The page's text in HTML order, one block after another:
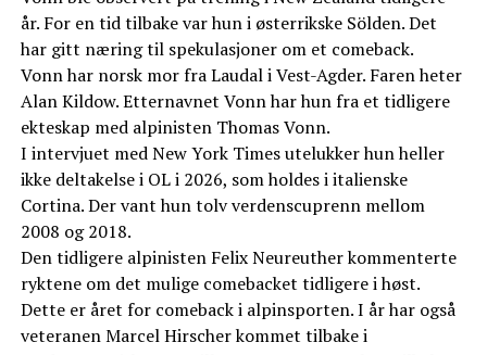
år. For en tid tilbake var hun i østerrikske Sölden. Det
har gitt næring til spekulasjoner om et comeback.
Vonn har norsk mor fra Laudal i Vest-Agder. Faren heter
Alan Kildow. Etternavnet Vonn har hun fra et tidligere
ekteskap med alpinisten Thomas Vonn.
I intervjuet med New York Times utelukker hun heller
ikke deltakelse i OL i 2026, som holdes i italienske
Cortina. Der vant hun tolv verdenscuprenn mellom
2008 og 2018.
Den tidligere alpinisten Felix Neureuther kommenterte
ryktene om det mulige comebacket tidligere i høst.
Dette er året for comeback i alpinsporten. I år har også
veteranen Marcel Hirscher kommet tilbake i